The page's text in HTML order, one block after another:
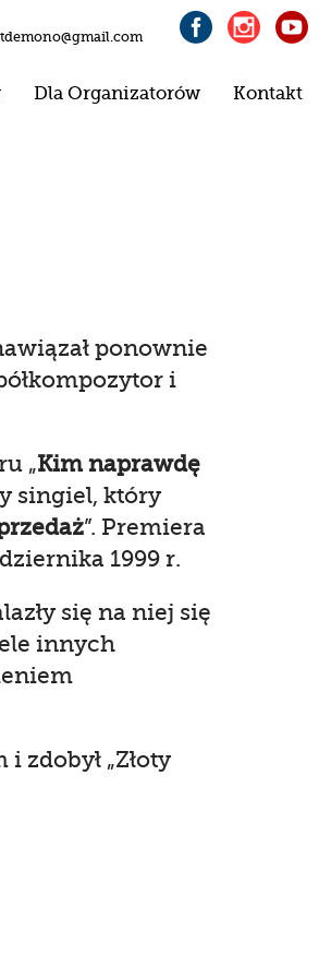
  
Dla Organizatorów Kontakt
ponownie
i
„Kim naprawdę
singiel, który
”. Premiera
1999 r.
się na niej się
innych
zdobył „Złoty